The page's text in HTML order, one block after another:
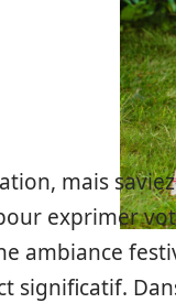
mais
exprimer
ambiance
significatif.